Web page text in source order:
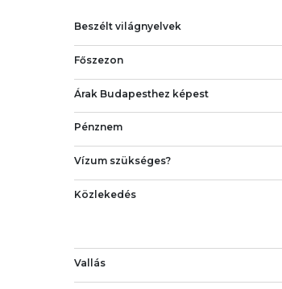
Beszélt világnyelvek
Főszezon
Árak Budapesthez képest
Pénznem
Vízum szükséges?
Közlekedés
Vallás